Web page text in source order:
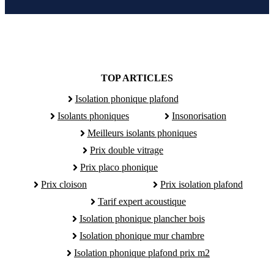
TOP ARTICLES
Isolation phonique plafond
Isolants phoniques
Insonorisation
Meilleurs isolants phoniques
Prix double vitrage
Prix placo phonique
Prix cloison
Prix isolation plafond
Tarif expert acoustique
Isolation phonique plancher bois
Isolation phonique mur chambre
Isolation phonique plafond prix m2